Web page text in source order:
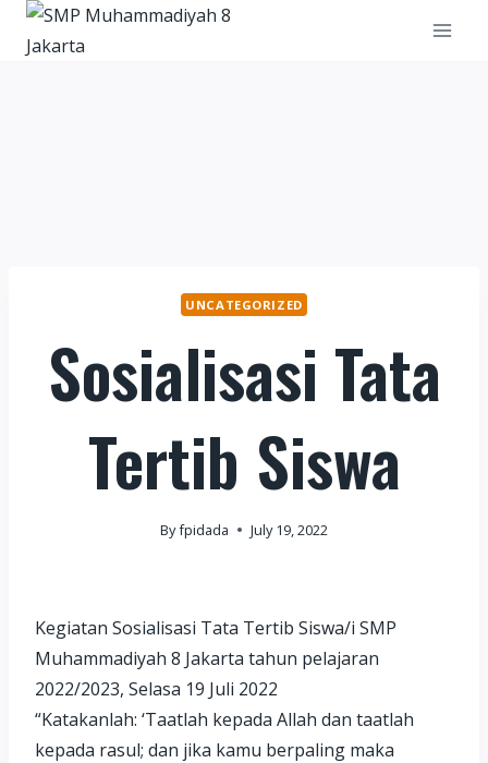
Skip
UNCATEGORIZED
Sosialisasi Tata
Tertib Siswa
Byfpidada July 19, 2022
Kegiatan Sosialisasi Tata Tertib Siswa/i SMP
Muhammadiyah 8 Jakarta tahun pelajaran
2022/2023, Selasa 19 Juli 2022
“Katakanlah: ‘Taatlah kepada Allah dan taatlah
kepada rasul; dan jika kamu berpaling maka